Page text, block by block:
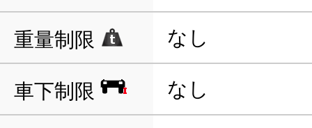
重量制限 なし
車下制限 なし